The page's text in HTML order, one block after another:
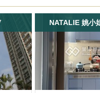
NATALIE 姚小